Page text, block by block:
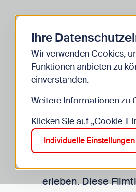
Top 10
Der Frühling ist da
ideale Zeit für
erleben. Diese
Ihre
Wir verwenden Cookies,
Funktionen anbieten zu
einverstanden.
Weitere Informationen zu
Klicken Sie auf „Cookie-
Individuelle Einstellungen